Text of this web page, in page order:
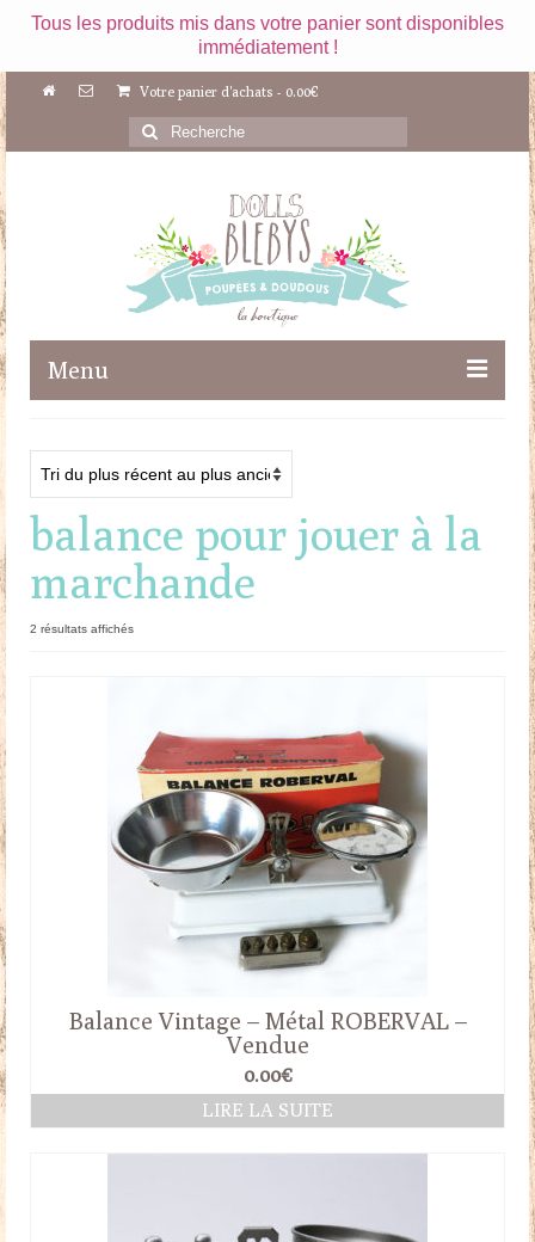
Tous les produits mis dans votre panier sont disponibles
immédiatement !
Votre panier d'achats - 0.00€
Rechercher
:
Menu
Maileg
Poupées
Doudous
Mobilier & Accessoires
balance pour jouer à la
marchande
2 résultats affichésTrié
plus
ancien
Balance Vintage – Métal ROBERVAL –
Vendue
0.00€
LIRE LA SUITE